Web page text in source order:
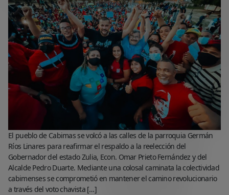
El pueblo de Cabimas se volcó a las calles de la parroquia Germán
Ríos Linares para reafirmar el respaldo a la reelección del
Gobernador del estado Zulia, Econ. Omar Prieto Fernández y del
Alcalde Pedro Duarte. Mediante una colosal caminata la colectividad
cabimenses se comprometió en mantener el camino revolucionario
a través del voto chavista […]